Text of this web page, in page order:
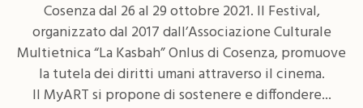
Cosenza dal 26 al 29 ottobre 2021. Il Festival,
organizzato dal 2017 dall’Associazione Culturale
Multietnica “La Kasbah” Onlus di Cosenza, promuove
la tutela dei diritti umani attraverso il cinema.
Il MyART si propone di sostenere e diffondere...